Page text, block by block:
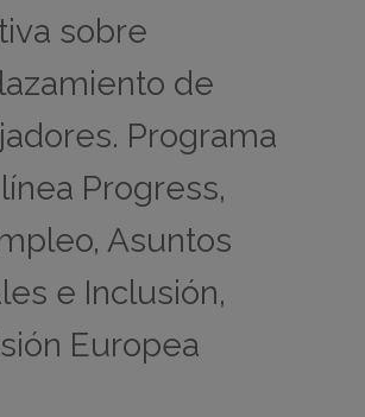
sobre
de
Programa
línea Progress,
Asuntos
e Inclusión,
Europea